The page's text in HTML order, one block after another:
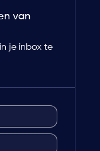
van
je inbox te